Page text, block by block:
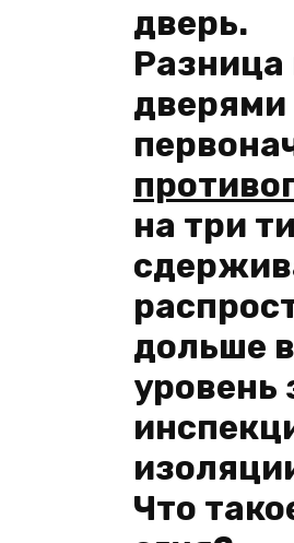
дверь.
дверями
на три
дольше
Что